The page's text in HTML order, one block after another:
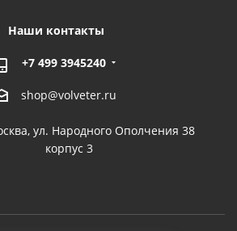
Наши контакты
+7 499 3945240
shop@volveter.ru
ул. Народного Ополчения 38
корпус 3